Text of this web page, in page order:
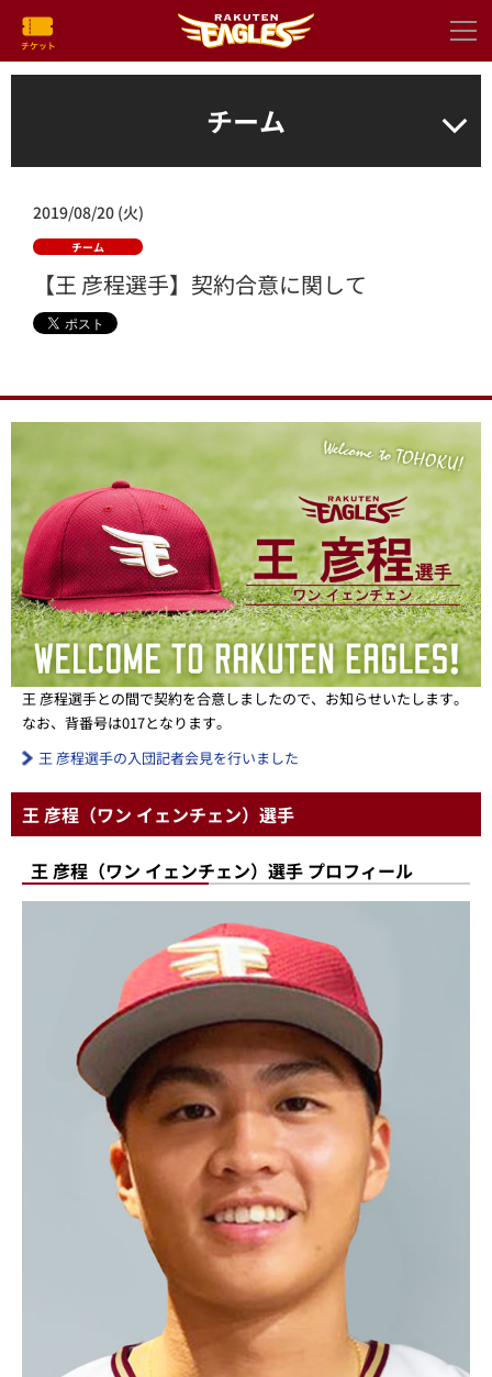
チーム
2019/08/20 (火)
チーム
【王 彦程選手】契約合意に関して
王 彦程選手との間で契約を合意しましたので、お知らせいたします。
なお、背番号は017となります。
王 彦程選手の入団記者会見を行いました
王 彦程（ワン イェンチェン）選手
王 彦程（ワン イェンチェン）選手 プロフィール